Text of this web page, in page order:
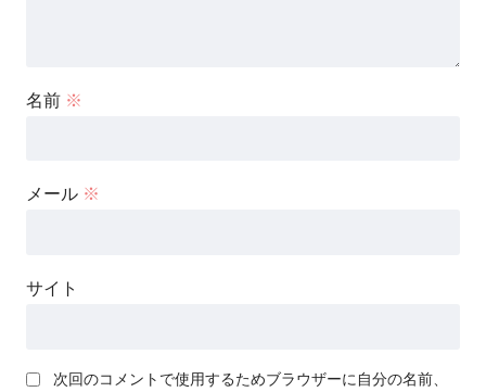
名前 ※
メール ※
サイト
次回のコメントで使用するためブラウザーに自分の名前、